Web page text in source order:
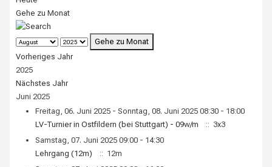
Gehe zu Monat
Gehe zu Monat
Vorheriges Jahr
2025
Nächstes Jahr
Juni 2025
Freitag, 06. Juni 2025 - Sonntag, 08. Juni 2025 08:30 - 18:00
LV-Turnier in Ostfildern (bei Stuttgart) - 09w/m
:: 3x3
Samstag, 07. Juni 2025 09:00 - 14:30
Lehrgang (12m)
:: 12m